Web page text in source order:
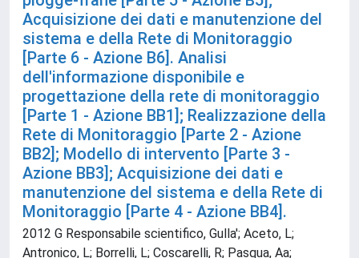
Acquisizione dei dati e manutenzione del
sistema e della Rete di Monitoraggio
[Parte 6 - Azione B6]. Analisi
dell'informazione disponibile e
progettazione della rete di monitoraggio
[Parte 1 - Azione BB1]; Realizzazione della
Rete di Monitoraggio [Parte 2 - Azione
BB2]; Modello di intervento [Parte 3 -
Azione BB3]; Acquisizione dei dati e
manutenzione del sistema e della Rete di
Monitoraggio [Parte 4 - Azione BB4].
2012 G Responsabile scientifico, Gulla'; Aceto, L;
Antronico, L; Borrelli, L; Coscarelli, R; Pasqua, Aa;